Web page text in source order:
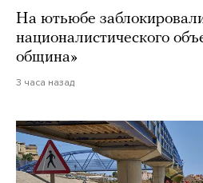
На ютьюбе
националистического
община»
3 часа назад